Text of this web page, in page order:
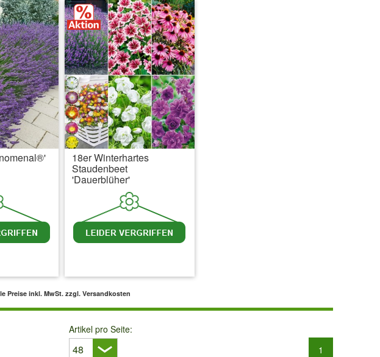
18er Winterhartes
Staudenbeet
'Dauerblüher'
Preise inkl. MwSt.zzgl. Versandkosten
Artikel pro Seite:
1